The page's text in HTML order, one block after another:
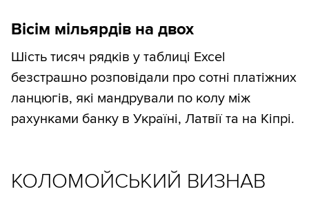
Вісім мільярдів на двох
Шість тисяч рядків у таблиці Excel
безстрашно розповідали про сотні платіжних
ланцюгів, які мандрували по колу між
рахунками банку в Україні, Латвії та на Кіпрі.
КОЛОМОЙСЬКИЙ ВИЗНАВ